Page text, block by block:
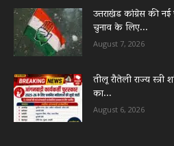
उत्तराखंड कांग्रेस की
चुनाव के लिए...
August 7, 2026
तीलू रौतेली राज्य
का...
August 6, 2026